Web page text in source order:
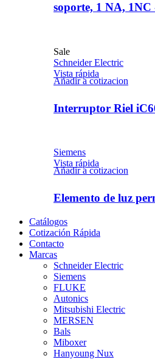
soporte, 1 NA,
Sale
Schneider Electric
Vista rápida
Añadir a cotizacion
Interruptor Riel
Siemens
Vista rápida
Añadir a cotizacion
Elemento de luz
Catálogos
Cotización Rápida
Contacto
Marcas
Schneider Electric
Siemens
FLUKE
Autonics
Mitsubishi Electric
MERSEN
Bals
Miboxer
Hanyoung Nux